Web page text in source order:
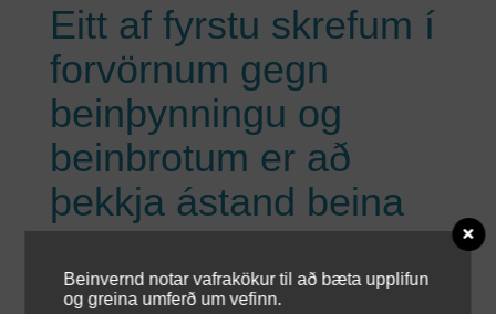
Eitt af fyrstu skrefum í
forvörnum gegn
beinþynningu og
beinbrotum er að
þekkja ástand beina
sinna og beinþéttni
þeirra.
Beinvernd notar vafrakökur til að bæta upplifun
og greina umferð um vefinn.